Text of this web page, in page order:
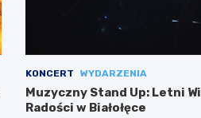
KONCERT WYDARZENIA
Muzyczny Stand Up: Letni
Radości w Białołęce